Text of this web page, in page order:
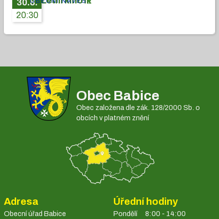
30.8.
20:30
Obec Babice
Obec založena dle zák. 128/2000 Sb. o
obcích v platném znění
Adresa
Obecní úřad Babice
Úřední hodiny
Pondělí 8:00 - 14:00